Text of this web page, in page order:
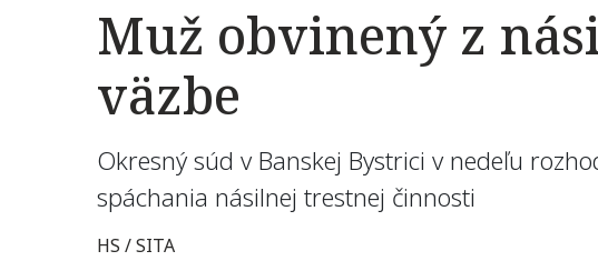
Muž obvinený z
väzbe
Okresný súd v Banskej Bystrici v nedeľu
spáchania násilnej trestnej činnosti
HS / SITA